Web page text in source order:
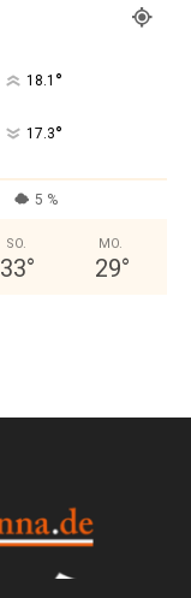
18.1 °
17.3°
5 %
SO.
33°
MO.
29°